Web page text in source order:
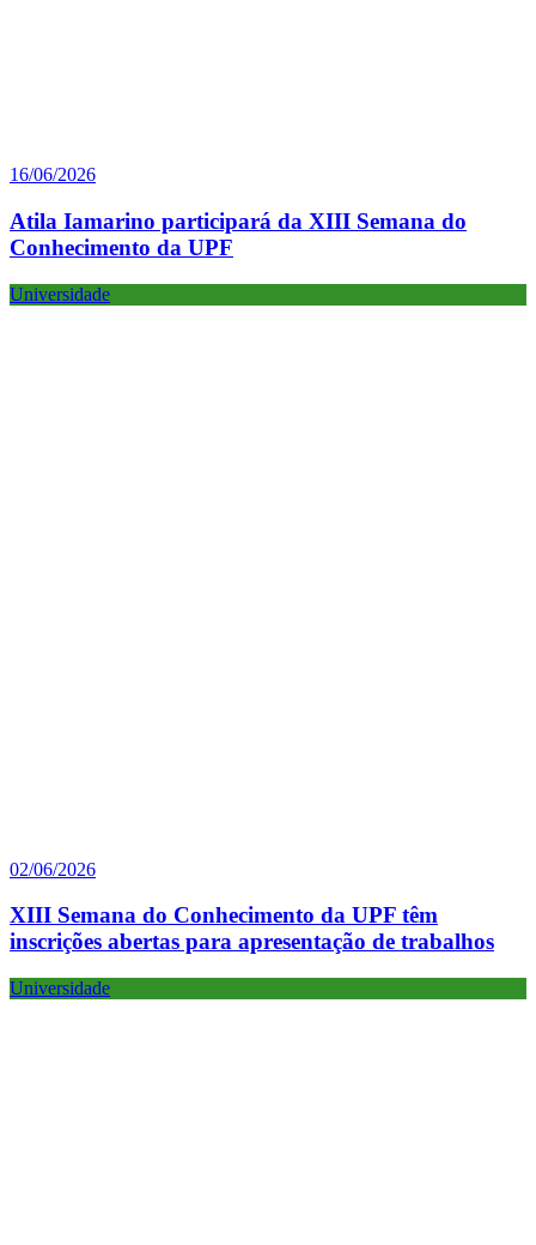
16/06/2026
Atila Iamarino participará da XIII Semana do
Conhecimento da UPF
Universidade
02/06/2026
XIII Semana do Conhecimento da UPF têm
inscrições abertas para apresentação de trabalhos
Universidade